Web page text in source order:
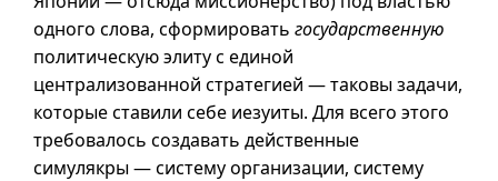
одного слова, сформировать государственную
политическую элиту с единой
централизованной стратегией — таковы задачи,
которые ставили себе иезуиты. Для всего этого
требовалось создавать действенные
симулякры — систему организации, систему